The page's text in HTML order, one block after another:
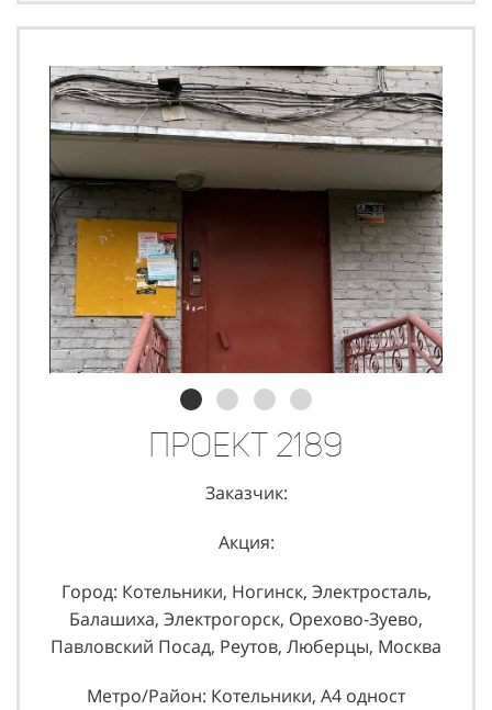
Проект 2189
Заказчик:
Акция:
Город: Котельники, Ногинск, Электросталь,
Балашиха, Электрогорск, Орехово-Зуево,
Павловский Посад, Реутов, Люберцы, Москва
Метро/Район: Котельники, А4 одност